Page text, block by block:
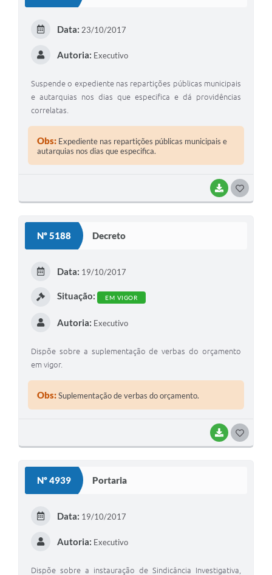
BAIXAR
Data: 23/10/2017
Autoria: Executivo
Suspende o expediente nas repartições públicas municipais
e autarquias nos dias que especifica e dá providências
correlatas.
Obs: Expediente nas repartições públicas municipais e
autarquias nos dias que especifica.
Nº 5188 Decreto
BAIXAR
Data: 19/10/2017
Situação: EM VIGOR
Autoria: Executivo
Dispõe sobre a suplementação de verbas do orçamento
em vigor.
Obs:Suplementação de verbas do orçamento.
Nº 4939 Portaria
Data: 19/10/2017
Autoria: Executivo
Dispõe sobre a instauração de Sindicância Investigativa,